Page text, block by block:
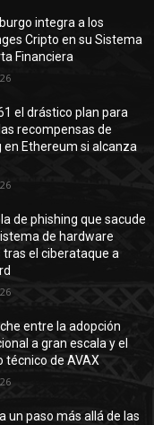
integra a los
Cripto en su Sistema
Financiera
el drástico plan para
recompensas de
en Ethereum si alcanza
de phishing que sacude
de hardware
tras el ciberataque a
entre la adopción
a gran escala y el
técnico de AVAX
un paso más allá de las